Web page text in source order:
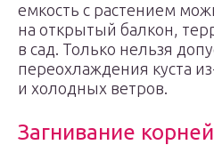
емкость с растением
на открытый балкон,
в сад. Только нельзя
переохлаждения куста
и холодных ветров.
Загнивание корней